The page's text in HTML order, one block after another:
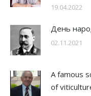
19.04.2022
День
02.11.2021
A famous
of